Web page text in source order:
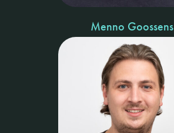
Menno Goossens